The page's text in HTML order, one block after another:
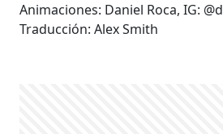
Animaciones: Daniel Roca, IG:
Traducción: Alex Smith